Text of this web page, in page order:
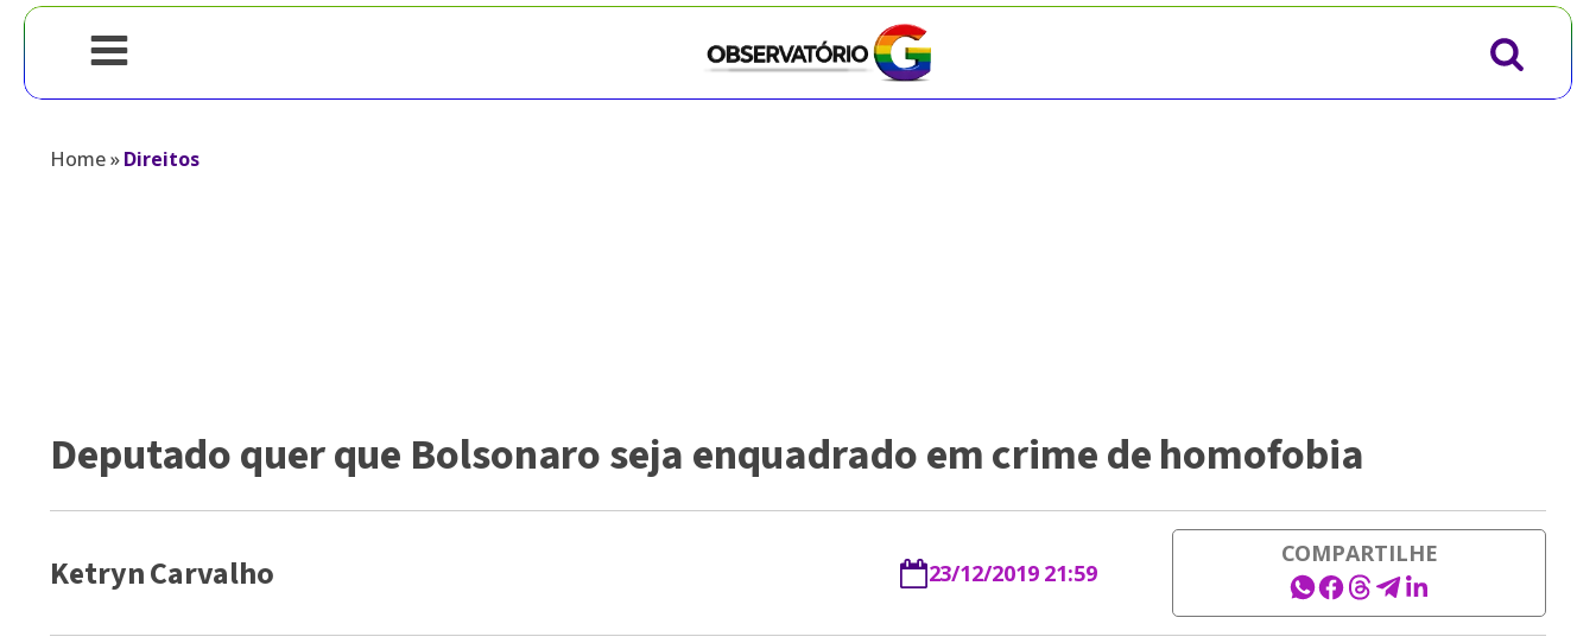
Home»Direitos
Deputado quer que Bolsonaro seja enquadrado em crime de homofobia
Ketryn Carvalho 23/12/2019 21:59
COMPARTILHE